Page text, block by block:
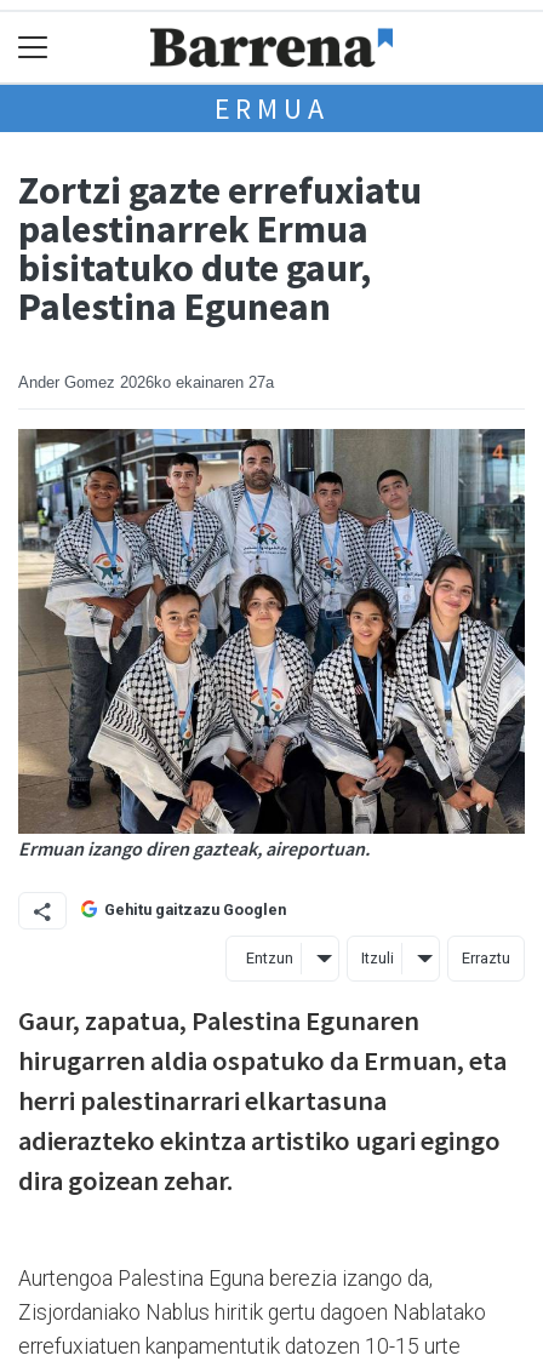
ERMUA
Zortzi gazte errefuxiatu
palestinarrek Ermua
bisitatuko dute gaur,
Palestina Egunean
Ander Gomez 2026ko ekainaren 27a
Ermuan izango diren gazteak, aireportuan.
Gehitu gaitzazu Googlen
Entzun Itzuli Erraztu
Gaur, zapatua, Palestina Egunaren
hirugarren aldia ospatuko da Ermuan, eta
herri palestinarrari elkartasuna
adierazteko ekintza artistiko ugari egingo
dira goizean zehar.
Aurtengoa Palestina Eguna berezia izango da,
Zisjordaniako Nablus hiritik gertu dagoen Nablatako
errefuxiatuen kanpamentutik datozen 10-15 urte